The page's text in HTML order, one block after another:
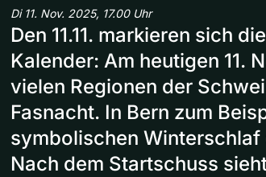
Di 11. Nov. 2025, 17.00 Uhr
Den 11.11. markieren sich
Kalender: Am heutigen 11.
vielen Regionen der
Fasnacht. In Bern zum
symbolischen
Nach dem Startschuss